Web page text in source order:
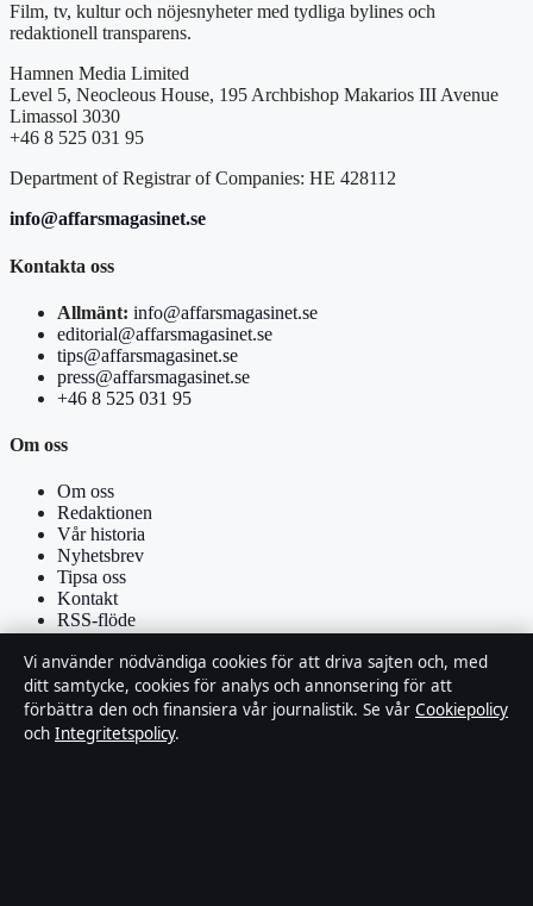
Film, tv, kultur och nöjesnyheter med tydliga bylines och
redaktionell transparens.
Hamnen Media Limited
Level 5, Neocleous House, 195 Archbishop Makarios III Avenue
Limassol 3030
+46 8 525 031 95
Department of Registrar of Companies: HE 428112
info@affarsmagasinet.se
Kontakta oss
Allmänt: info@affarsmagasinet.se
editorial@affarsmagasinet.se
tips@affarsmagasinet.se
press@affarsmagasinet.se
+46 8 525 031 95
Om oss
Om oss
Redaktionen
Vår historia
Nyhetsbrev
Tipsa oss
Kontakt
RSS-flöde
Förtroende & standarder
Källor & standarder
Redaktionell policy
Vi använder nödvändiga cookies för att driva sajten och, med
ditt samtycke, cookies för analys och annonsering för att
förbättra den och finansiera vår journalistik. Se vår Cookiepolicy
och Integritetspolicy.